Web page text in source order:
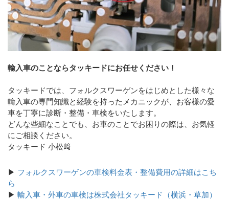
輸入車のことならタッキードにお任せください！
タッキードでは、フォルクスワーゲンをはじめとした様々な
輸入車の専門知識と経験を持ったメカニックが、お客様の愛
車を丁寧に診断・整備・車検をいたします。
どんな些細なことでも、お車のことでお困りの際は、お気軽
にご相談ください。
タッキード 小松﨑
▶ フォルクスワーゲンの車検料金表・整備費用の詳細はこち
ら
▶ 輸入車・外車の車検は株式会社タッキード（横浜・草加）